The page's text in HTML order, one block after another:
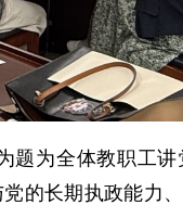
题为全体教职工
的长期执政能力